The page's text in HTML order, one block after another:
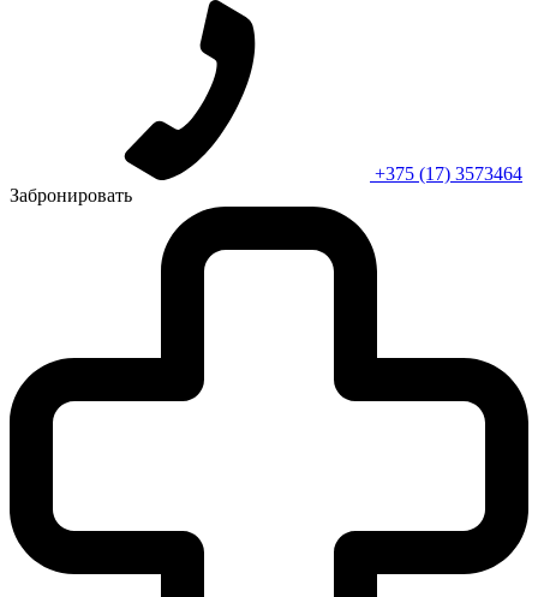
+375 (17) 3573464
Забронировать